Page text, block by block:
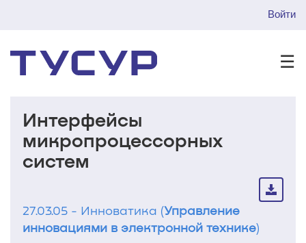
Войти
☰
Интерфейсы
микропроцессорных
систем
27.03.05 - Инноватика (Управление
инновациями в электронной технике)